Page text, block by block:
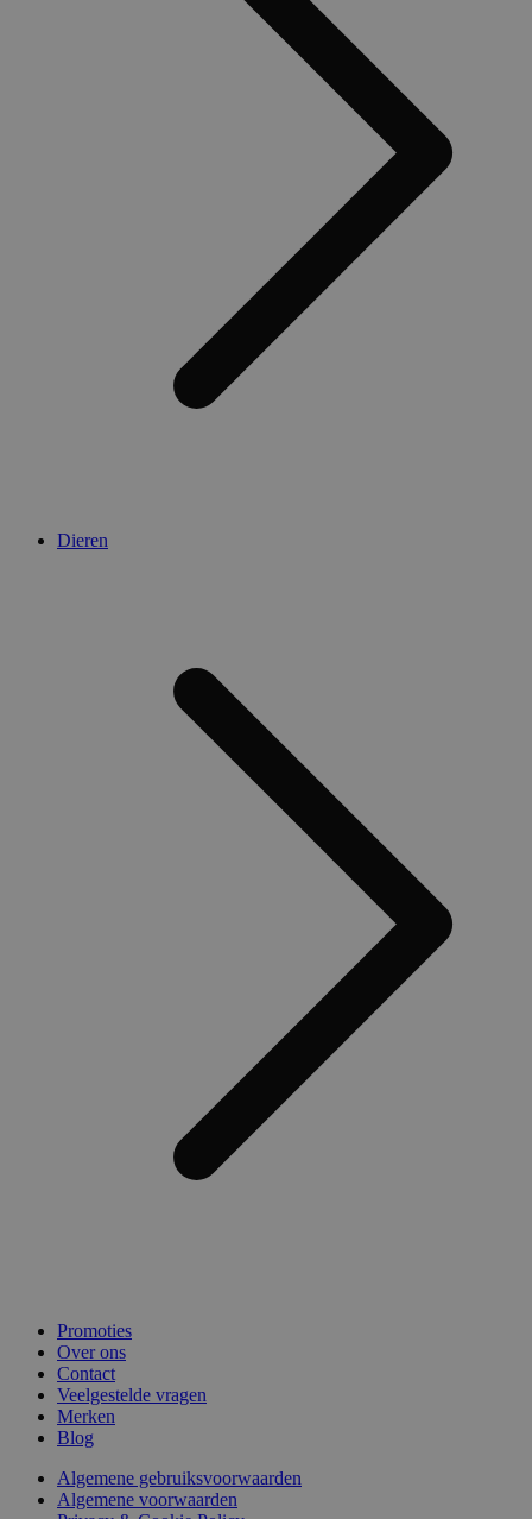
Dieren
Promoties
Over ons
Contact
Veelgestelde vragen
Merken
Blog
Algemene gebruiksvoorwaarden
Algemene voorwaarden